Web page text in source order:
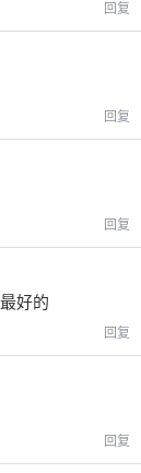
回复
回复
回复
好的
回复
回复